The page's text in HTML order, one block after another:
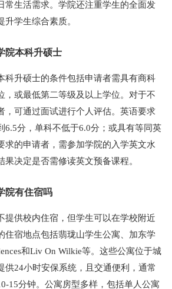
常生活需求。学院还注重学生的全面发
升学生综合素质。
院本科升硕士
科升硕士的条件包括申请者需具有商科
，或最低第二等级及以上学位。对于不
，可通过面试进行个人评估。英语要求
6.5分，单科不低于6.0分；或具有等同英
求的申请者，需参加学院的入学英文水
决定是否需修读英文预备课程。
院有住宿吗
提供校内住宿，但学生可以在学校附近
住宿地点包括翡珑山学生公寓、加东学
和Liv On Wilkie等。这些公寓位于城
供24小时安保系统，且交通便利，通常
15分钟。公寓房型多样，包括单人公寓